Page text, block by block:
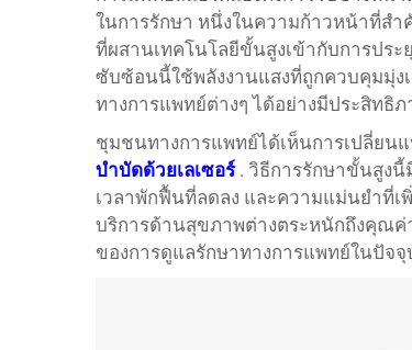
ในการรักษา หนึ่งในความก้าวหน้าที่สำ
ที่ผสานเทคโนโลยีขั้นสูงเข้ากับการปร
ซับซ้อนนี้ใช้พลังงานแสงที่ถูกควบคุมมุ่ง
ทางการแพทย์ต่างๆ ได้อย่างมีประสิทธิ
ชุมชนทางการแพทย์ได้เห็นการเปลี่ยน
บำบัดด้วยเลเซอร์ . วิธีการรักษาขั้นสูงนี้
เวลาพักฟื้นที่ลดลง และความแม่นยำที่เ
บริการด้านสุขภาพต่างตระหนักถึงคุณค่
ของการดูแลรักษาทางการแพทย์ในปัจ